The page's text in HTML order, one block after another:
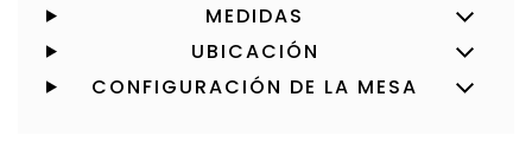
MEDIDAS
UBICACIÓN
CONFIGURACIÓN DE LA MESA